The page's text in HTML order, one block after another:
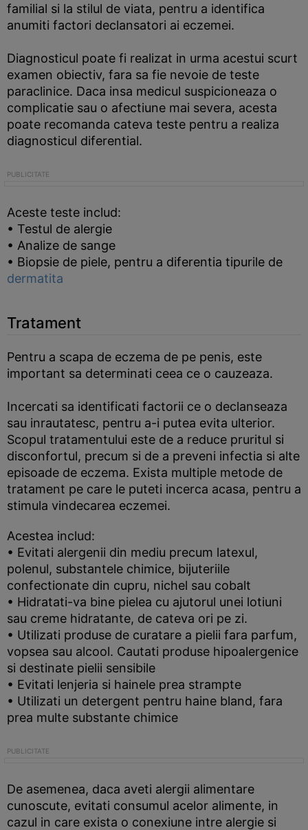
familial si la stilul de viata, pentru a identifica
anumiti factori declansatori ai eczemei.
Diagnosticul poate fi realizat in urma acestui scurt
examen obiectiv, fara sa fie nevoie de teste
paraclinice. Daca insa medicul suspicioneaza o
complicatie sau o afectiune mai severa, acesta
poate recomanda cateva teste pentru a realiza
diagnosticul diferential.
Aceste teste includ:
• Testul de alergie
• Analize de sange
• Biopsie de piele, pentru a diferentia tipurile de
dermatita
Tratament
Pentru a scapa de eczema de pe penis, este
important sa determinati ceea ce o cauzeaza.
Incercati sa identificati factorii ce o declanseaza
sau inrautatesc, pentru a-i putea evita ulterior.
Scopul tratamentului este de a reduce pruritul si
disconfortul, precum si de a preveni infectia si alte
episoade de eczema. Exista multiple metode de
tratament pe care le puteti incerca acasa, pentru a
stimula vindecarea eczemei.
Acestea includ:
• Evitati alergenii din mediu precum latexul,
polenul, substantele chimice, bijuteriile
confectionate din cupru, nichel sau cobalt
• Hidratati-va bine pielea cu ajutorul unei lotiuni
sau creme hidratante, de cateva ori pe zi.
• Utilizati produse de curatare a pielii fara parfum,
vopsea sau alcool. Cautati produse hipoalergenice
si destinate pielii sensibile
• Evitati lenjeria si hainele prea strampte
• Utilizati un detergent pentru haine bland, fara
prea multe substante chimice
De asemenea, daca aveti alergii alimentare
cunoscute, evitati consumul acelor alimente, in
cazul in care exista o conexiune intre alergie si